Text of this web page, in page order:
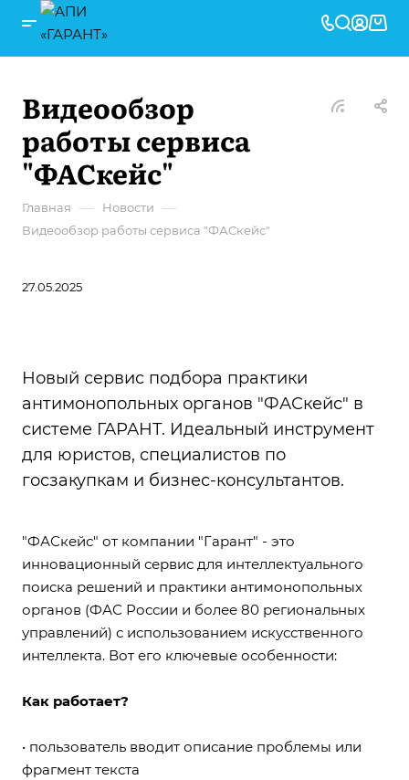
Видеообзор
работы сервиса
"ФАСкейс"
Главная — Новости —
Видеообзор работы сервиса "ФАСкейс"
27.05.2025
Новый сервис подбора практики
антимонопольных органов "ФАСкейс" в
системе ГАРАНТ. Идеальный инструмент
для юристов, специалистов по
госзакупкам и бизнес-консультантов.
"ФАСкейс" от компании "Гарант" - это
инновационный сервис для интеллектуального
поиска решений и практики антимонопольных
органов (ФАС России и более 80 региональных
управлений) с использованием искусственного
интеллекта. Вот его ключевые особенности:
Как работает?
• пользователь вводит описание проблемы или
фрагмент текста